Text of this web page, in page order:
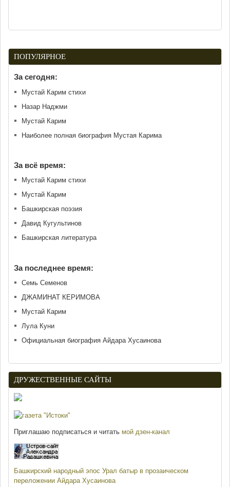
ПОПУЛЯРНОЕ
За сегодня:
Мустай Карим стихи
Назар Наджми
Мустай Карим
Наиболее полная биография Мустая Карима
За всё время:
Мустай Карим стихи
Мустай Карим
Башкирская поэзия
Давид Кугультинов
Башкирская литература
За последнее время:
Семь Семенов
ДЖАМИНАТ КЕРИМОВА
Мустай Карим
Лула Куни
Официальная биография Айдара Хусаинова
ДРУЖЕСТВЕННЫЕ САЙТЫ
Приглашаю подписаться и читать мой дзен-канал
Башкирский народный эпос Урал батыр в прозаическом
переложении Айдара Хусаинова